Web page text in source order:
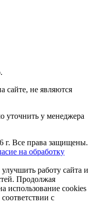
не являются
уточнить у менеджера
Все права защищены.
на обработку
работу сайта и
Продолжая
использование cookies
с